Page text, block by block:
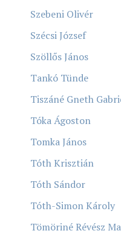
Szebeni Olivér
Szécsi József
Szöllős János
Tankó Tünde
Tiszáné Gneth
Tóka Ágoston
Tomka János
Tóth Krisztián
Tóth Sándor
Tóth-Simon Károly
Tömöriné Révész